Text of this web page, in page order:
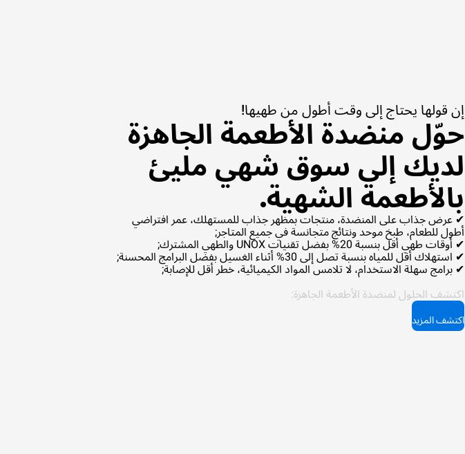
إن قولها يحتاج إلى وقت أطول من طهيها!
حوّل منضدة الأطعمة الجاهزة
لديك إلى سوق شهي مليئ
بالأطعمة الشهية.
✔ عرض جذاب على المنضدة، منتجات بمظهر جذاب للمستهلك، عمر افتراضي
أطول للطعام، طبخ موحد ونتائج متجانسة في جميع المتاجر;
✔ أوقات طهي أقل بنسبة 20% بفضل تقنيات UNOX والطهي المشترك;
✔ استهلاك أقل للمياه بنسبة تصل إلى 30% أثناء الغسيل بفضل البرامج المحسنة;
✔ برامج سهلة الاستخدام، لا تلامس المواد الكيميائية، خطر أقل للإصابة;
اكتشف الحلول لمنضدة الأطعمة الجاهزة:
اكتشف المزيد